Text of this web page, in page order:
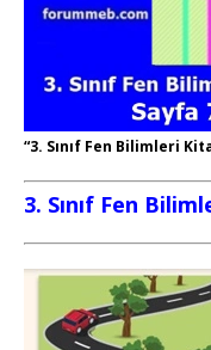
“3. Sınıf Fen Bilimleri
3. Sınıf Fen